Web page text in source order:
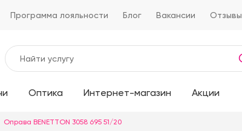
Программа лояльности Блог Вакансии Отзывы
Оптика Интернет-магазин Акции
Оправа BENETTON 3058 695 51/20